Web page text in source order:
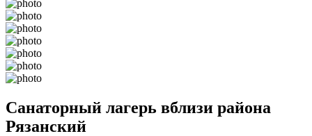
Санаторный лагерь вблизи района
Рязанский